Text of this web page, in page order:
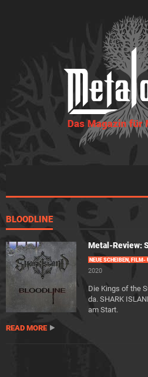
BLOODLINE
Metal-Review:
NEUE SCHEIBEN,
2020
Die Kings of the
da. SHARK
am Start.
READ MORE